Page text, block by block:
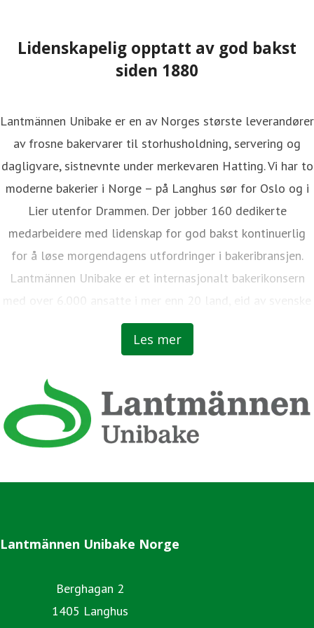
Lidenskapelig opptatt av god bakst
siden 1880
Les mer
Lantmännen Unibake er en av Norges største leverandører
av frosne bakervarer til storhusholdning, servering og
dagligvare, sistnevnte under merkevaren Hatting. Vi har to
moderne bakerier i Norge – på Langhus sør for Oslo og i
Lier utenfor Drammen. Der jobber 160 dedikerte
medarbeidere med lidenskap for god bakst kontinuerlig
for å løse morgendagens utfordringer i bakeribransjen.
Lantmännen Unibake er et internasjonalt bakerikonsern
med over 6.000 ansatte i mer enn 20 land, eid av svenske
bønder.
Lantmännen Unibake Norge
Berghagan 2
1405 Langhus